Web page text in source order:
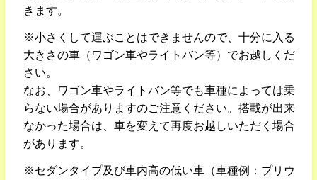
きます。
※小さくして運ぶことはできませんので、十分に入る
大きさの車（ワゴン車やライトバン等）でお越しくだ
さい。
なお、ワゴン車やライトバン等でも車種によっては乗
らない場合がありますのご注意ください。搭載が出来
なかった場合は、車を変えて再度お越しいただく場合
があります。
※セダンタイプ及び車内高の低い車（車種例：プリウ